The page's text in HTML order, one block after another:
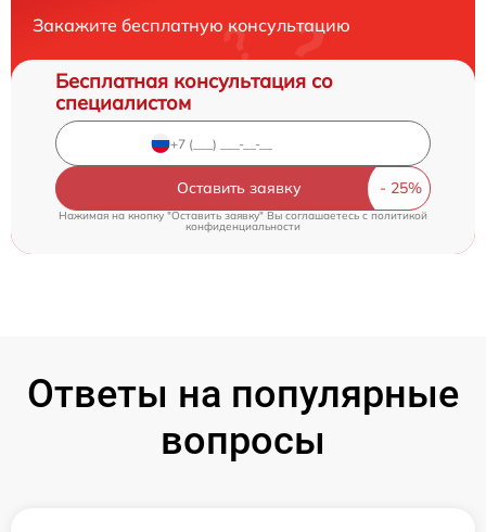
Закажите бесплатную консультацию
Бесплатная консультация со
специалистом
Оставить заявку
Нажимая на кнопку "Оставить заявку" Вы соглашаетесь c политикой
конфиденциальности
Ответы на популярные
вопросы